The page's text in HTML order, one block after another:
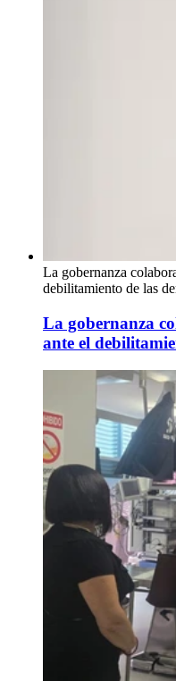
La gobernanza
debilitamiento de las
La gobernanza
ante el